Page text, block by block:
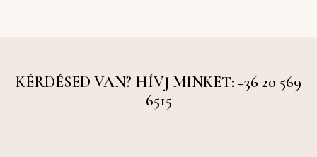
KÉRDÉSED VAN? HÍVJ MINKET: +36 20 569
6515